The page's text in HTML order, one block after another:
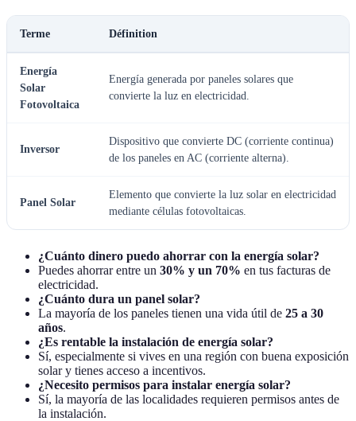
Terme Définition
Energía
Solar
Fotovoltaica
Energía generada por paneles solares que
convierte la luz en electricidad.
Inversor
Dispositivo que convierte DC (corriente continua)
de los paneles en AC (corriente alterna).
Panel Solar
Elemento que convierte la luz solar en electricidad
mediante células fotovoltaicas.
¿Cuánto dinero puedo ahorrar con la energía solar?
Puedes ahorrar entre un 30% y un 70% en tus facturas de
electricidad.
¿Cuánto dura un panel solar?
La mayoría de los paneles tienen una vida útil de 25 a 30
años.
¿Es rentable la instalación de energía solar?
Sí, especialmente si vives en una región con buena exposición
solar y tienes acceso a incentivos.
¿Necesito permisos para instalar energía solar?
Sí, la mayoría de las localidades requieren permisos antes de
la instalación.